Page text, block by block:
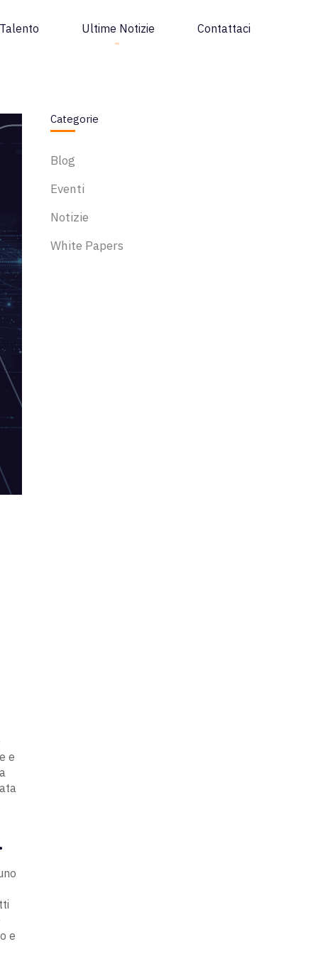
Talento Ultime Notizie Contattaci
e
e
Categorie
Blog
Eventi
Notizie
White Papers